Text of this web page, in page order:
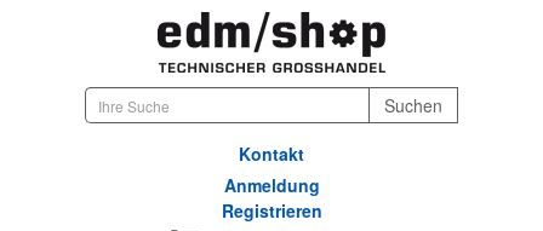
Kontakt
Anmeldung
Registrieren